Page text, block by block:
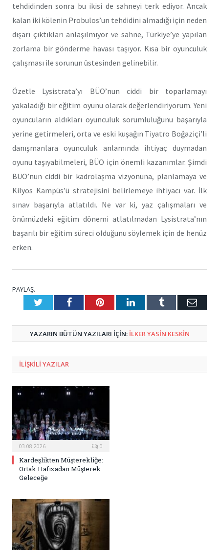
tehdidinden sonra bu ikisi de sahneyi terk ediyor. Ancak
kalan iki kölenin Probulos’un tehdidini almadığı için neden
dışarı çıktıkları anlaşılmıyor ve sahne, Türkiye’ye yapılan
zorlama bir gönderme havası taşıyor. Kısa bir oyunculuk
çalışması ile sorunun üstesinden gelinebilir.
Özetle Lysistrata’yı BÜO’nun ciddi bir toparlamayı
yakaladığı bir eğitim oyunu olarak değerlendiriyorum. Yeni
oyuncuların aldıkları oyunculuk sorumluluğunu başarıyla
yerine getirmeleri, orta ve eski kuşağın Tiyatro Boğaziçi’li
danışmanlara oyunculuk anlamında ihtiyaç duymadan
oyunu taşıyabilmeleri, BÜO için önemli kazanımlar. Şimdi
BÜO’nun ciddi bir kadrolaşma vizyonuna, planlamaya ve
Kilyos Kampüs’ü stratejisini belirlemeye ihtiyacı var. İlk
sınav başarıyla atlatıldı. Ne var ki, yaz çalışmaları ve
önümüzdeki eğitim dönemi atlatılmadan Lysistrata’nın
başarılı bir eğitim süreci olduğunu söylemek için de henüz
erken.
PAYLAŞ.
TwitterFacebookPinterestLinkedInTumblr E-
YAZARIN BÜTÜN YAZILARI IÇIN: İLKER YASIN KESKIN
ILIŞKILI YAZILAR
03.08.2026 0
Kardeşlikten Müşterekliğe:
Ortak Hafızadan Müşterek
Geleceğe